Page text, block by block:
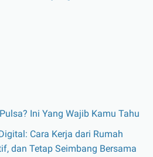
Ini Yang Wajib Kamu Tahu
Cara Kerja dari Rumah
dan Tetap Seimbang Bersama